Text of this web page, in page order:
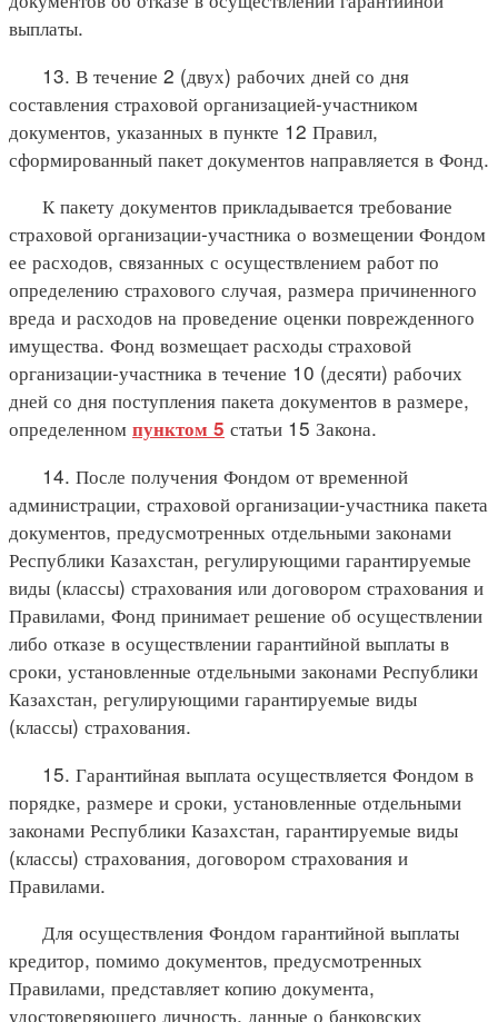
выплаты.
13. В течение 2 (двух) рабочих дней со дня
составления страховой организацией-участником
документов, указанных в пункте 12 Правил,
сформированный пакет документов направляется в Фонд.
К пакету документов прикладывается требование
страховой организации-участника о возмещении Фондом
ее расходов, связанных с осуществлением работ по
определению страхового случая, размера причиненного
вреда и расходов на проведение оценки поврежденного
имущества. Фонд возмещает расходы страховой
организации-участника в течение 10 (десяти) рабочих
дней со дня поступления пакета документов в размере,
определенном пунктом 5 статьи 15 Закона.
14. После получения Фондом от временной
администрации, страховой организации-участника пакета
документов, предусмотренных отдельными законами
Республики Казахстан, регулирующими гарантируемые
виды (классы) страхования или договором страхования и
Правилами, Фонд принимает решение об осуществлении
либо отказе в осуществлении гарантийной выплаты в
сроки, установленные отдельными законами Республики
Казахстан, регулирующими гарантируемые виды
(классы) страхования.
15. Гарантийная выплата осуществляется Фондом в
порядке, размере и сроки, установленные отдельными
законами Республики Казахстан, гарантируемые виды
(классы) страхования, договором страхования и
Правилами.
Для осуществления Фондом гарантийной выплаты
кредитор, помимо документов, предусмотренных
Правилами, представляет копию документа,
удостоверяющего личность, данные о банковских